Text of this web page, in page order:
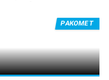
РАКОМЕТ